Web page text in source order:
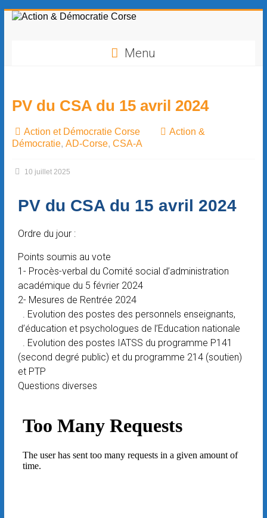
contenu
principal
Menu
PV du CSA du 15 avril 2024
Action et Démocratie Corse
Action &
Démocratie, AD-Corse, CSA-A
10 juillet 2025
PV du CSA du 15 avril 2024
Ordre du jour :
Points soumis au vote
1- Procès-verbal du Comité social d’administration
académique du 5 février 2024
2- Mesures de Rentrée 2024
. Evolution des postes des personnels enseignants,
d’éducation et psychologues de l’Education nationale
. Evolution des postes IATSS du programme P141
(second degré public) et du programme 214 (soutien)
et PTP
Questions diverses